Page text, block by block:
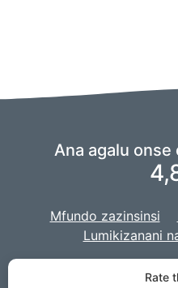
Ana agalu
Mfundo zazinsinsi
Lumikizanani
Tikugwiritsa ntchito foloko ya
Rate